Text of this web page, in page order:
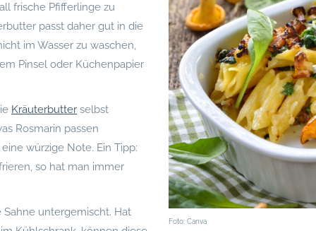
frische Pfifferlinge zu
passt daher gut in die
im Wasser zu waschen,
Pinsel oder Küchenpapier
Kräuterbutter selbst
Rosmarin passen
würzige Note. Ein Tipp:
so hat man immer
untergemischt. Hat
Foto: Canva